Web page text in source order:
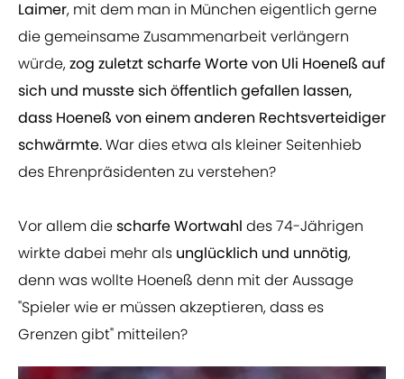
Laimer, mit dem man in München eigentlich gerne
die gemeinsame Zusammenarbeit verlängern
würde,zog zuletzt scharfe Worte von Uli Hoeneß auf
sich und musste sich öffentlich gefallen lassen,
dass Hoeneß von einem anderen Rechtsverteidiger
schwärmte.War dies etwa als kleiner Seitenhieb
des Ehrenpräsidenten zu verstehen?
Vor allem diescharfe Wortwahl des 74-Jährigen
wirkte dabei mehr als unglücklich und unnötig,
denn was wollte Hoeneß denn mit der Aussage
"Spieler wie er müssen akzeptieren, dass es
Grenzen gibt" mitteilen?